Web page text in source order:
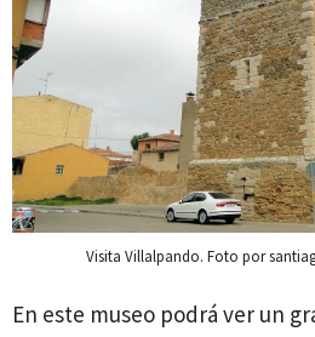
Visita Villalpando. Foto por
En este museo podrá ver un